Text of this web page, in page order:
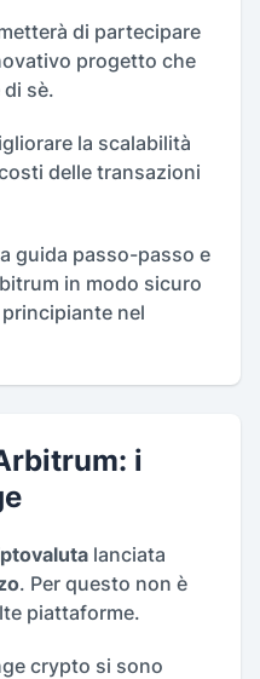
di partecipare
progetto che
sè.
la scalabilità
delle transazioni
guida passo-passo e
in modo sicuro
nel
i
lanciata
. Per questo non è
piattaforme.
crypto si sono